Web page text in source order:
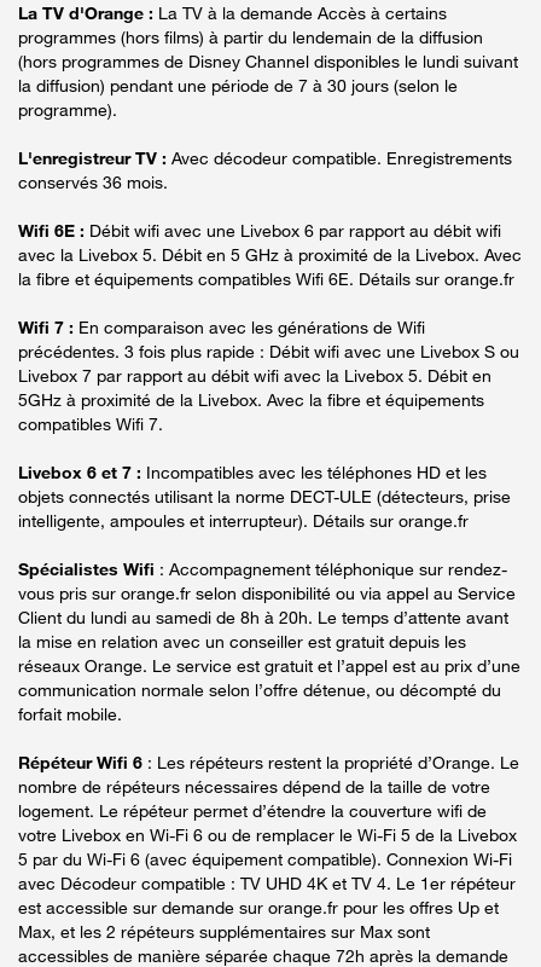
La TV d'Orange : La TV à la demande Accès à certains
programmes (hors films) à partir du lendemain de la diffusion
(hors programmes de Disney Channel disponibles le lundi suivant
la diffusion) pendant une période de 7 à 30 jours (selon le
programme).
L'enregistreur TV : Avec décodeur compatible. Enregistrements
conservés 36 mois.
Wifi 6E : Débit wifi avec une Livebox 6 par rapport au débit wifi
avec la Livebox 5. Débit en 5 GHz à proximité de la Livebox. Avec
la fibre et équipements compatibles Wifi 6E. Détails sur orange.fr
Wifi 7 : En comparaison avec les générations de Wifi
précédentes. 3 fois plus rapide : Débit wifi avec une Livebox S ou
Livebox 7 par rapport au débit wifi avec la Livebox 5. Débit en
5GHz à proximité de la Livebox. Avec la fibre et équipements
compatibles Wifi 7.
Livebox 6 et 7 : Incompatibles avec les téléphones HD et les
objets connectés utilisant la norme DECT-ULE (détecteurs, prise
intelligente, ampoules et interrupteur). Détails sur orange.fr
Spécialistes Wifi : Accompagnement téléphonique sur rendez-
vous pris sur orange.fr selon disponibilité ou via appel au Service
Client du lundi au samedi de 8h à 20h. Le temps d’attente avant
la mise en relation avec un conseiller est gratuit depuis les
réseaux Orange. Le service est gratuit et l’appel est au prix d’une
communication normale selon l’offre détenue, ou décompté du
forfait mobile.
Répéteur Wifi 6 : Les répéteurs restent la propriété d’Orange. Le
nombre de répéteurs nécessaires dépend de la taille de votre
logement. Le répéteur permet d’étendre la couverture wifi de
votre Livebox en Wi-Fi 6 ou de remplacer le Wi-Fi 5 de la Livebox
5 par du Wi-Fi 6 (avec équipement compatible). Connexion Wi-Fi
avec Décodeur compatible : TV UHD 4K et TV 4. Le 1er répéteur
est accessible sur demande sur orange.fr pour les offres Up et
Max, et les 2 répéteurs supplémentaires sur Max sont
accessibles de manière séparée chaque 72h après la demande